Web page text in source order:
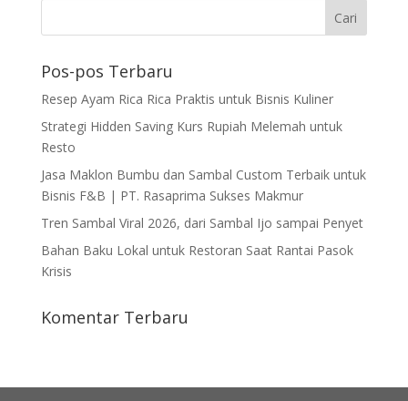
Pos-pos Terbaru
Resep Ayam Rica Rica Praktis untuk Bisnis Kuliner
Strategi Hidden Saving Kurs Rupiah Melemah untuk
Resto
Jasa Maklon Bumbu dan Sambal Custom Terbaik untuk
Bisnis F&B | PT. Rasaprima Sukses Makmur
Tren Sambal Viral 2026, dari Sambal Ijo sampai Penyet
Bahan Baku Lokal untuk Restoran Saat Rantai Pasok
Krisis
Komentar Terbaru